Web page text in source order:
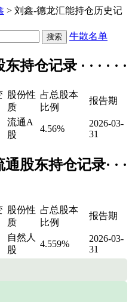
> 刘鑫-德龙汇能持仓历史记
牛散名单
持仓记录 · · · · · ·
股份性
质
占总股本
比例
报告期
流通A
股
4.56%
2026-03-
31
股东持仓记录· · ·
股份性
质
占总股本
比例
报告期
自然人
股
4.559%
2026-03-
31